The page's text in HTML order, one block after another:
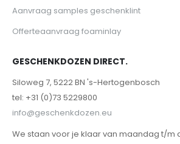
Aanvraag samples geschenklint
Offerteaanvraag foaminlay
GESCHENKDOZEN DIRECT.
Siloweg 7, 5222 BN 's-Hertogenbosch
tel: +31 (0)73 5229800
info@geschenkdozen.eu
We staan voor je klaar van maandag t/m